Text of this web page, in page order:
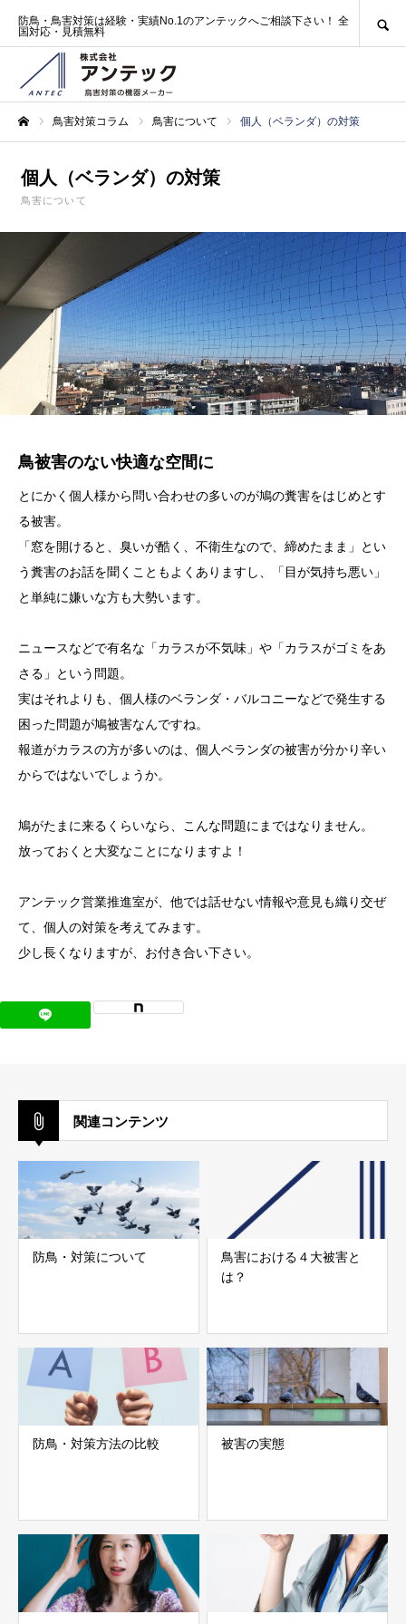
防鳥・鳥害対策は経験・実績No.1のアンテックへご相談下さい！ 全
国対応・見積無料
鳥害対策コラム 鳥害について 個人（ベランダ）の対策
個人（ベランダ）の対策
鳥害について
鳥被害のない快適な空間に
とにかく個人様から問い合わせの多いのが鳩の糞害をはじめとす
る被害。
「窓を開けると、臭いが酷く、不衛生なので、締めたまま」とい
う糞害のお話を聞くこともよくありますし、「目が気持ち悪い」
と単純に嫌いな方も大勢います。
ニュースなどで有名な「カラスが不気味」や「カラスがゴミをあ
さる」という問題。
実はそれよりも、個人様のベランダ・バルコニーなどで発生する
困った問題が鳩被害なんですね。
報道がカラスの方が多いのは、個人ベランダの被害が分かり辛い
からではないでしょうか。
鳩がたまに来るくらいなら、こんな問題にまではなりません。
放っておくと大変なことになりますよ！
アンテック営業推進室が、他では話せない情報や意見も織り交ぜ
て、個人の対策を考えてみます。
少し長くなりますが、お付き合い下さい。
関連コンテンツ
防鳥・対策について
鳥害における４大被害と
は？
防鳥・対策方法の比較 被害の実態